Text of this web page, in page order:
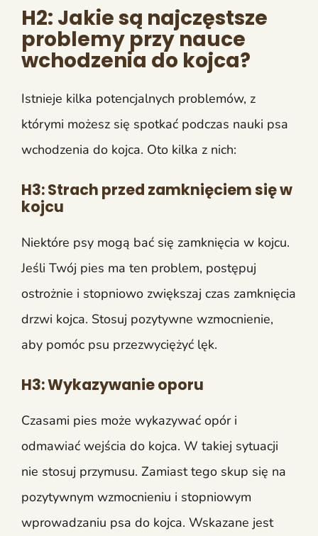
H2: Jakie są najczęstsze
problemy przy nauce
wchodzenia do kojca?
Istnieje kilka potencjalnych problemów, z
którymi możesz się spotkać podczas nauki psa
wchodzenia do kojca. Oto kilka z nich:
H3: Strach przed zamknięciem się w
kojcu
Niektóre psy mogą bać się zamknięcia w kojcu.
Jeśli Twój pies ma ten problem, postępuj
ostrożnie i stopniowo zwiększaj czas zamknięcia
drzwi kojca. Stosuj pozytywne wzmocnienie,
aby pomóc psu przezwyciężyć lęk.
H3: Wykazywanie oporu
Czasami pies może wykazywać opór i
odmawiać wejścia do kojca. W takiej sytuacji
nie stosuj przymusu. Zamiast tego skup się na
pozytywnym wzmocnieniu i stopniowym
wprowadzaniu psa do kojca. Wskazane jest